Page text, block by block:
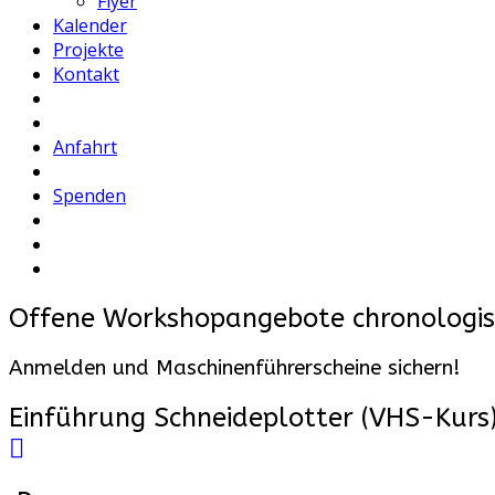
Kalender
Projekte
Kontakt
Anfahrt
Spenden
Offene Workshopangebote
Anmelden und Maschinenführerscheine sichern!
Einführung Schneideplotter (VHS-